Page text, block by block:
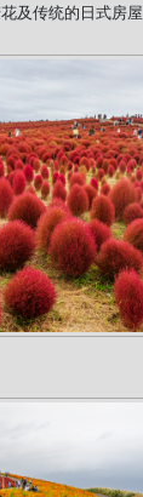
及传统的日式房屋